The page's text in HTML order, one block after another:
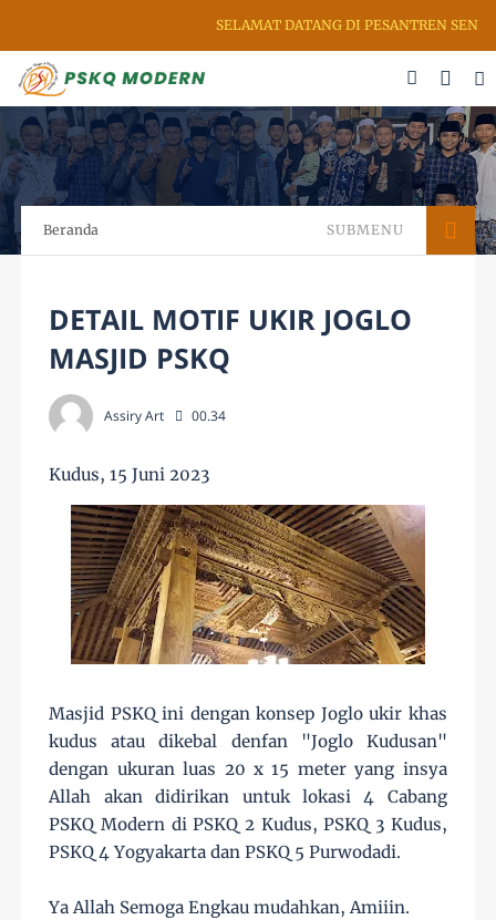
SELAMAT DATANG DI PESANTREN SENI
Beranda SUBMENU
DETAIL MOTIF UKIR JOGLO
MASJID PSKQ
Assiry Art 00.34
Kudus, 15 Juni 2023
Masjid PSKQ ini dengan konsep Joglo ukir khas
kudus atau dikebal denfan "Joglo Kudusan"
dengan ukuran luas 20 x 15 meter yang insya
Allah akan didirikan untuk lokasi 4 Cabang
PSKQ Modern di PSKQ 2 Kudus, PSKQ 3 Kudus,
PSKQ 4 Yogyakarta dan PSKQ 5 Purwodadi.
Ya Allah Semoga Engkau mudahkan, Amiiin.